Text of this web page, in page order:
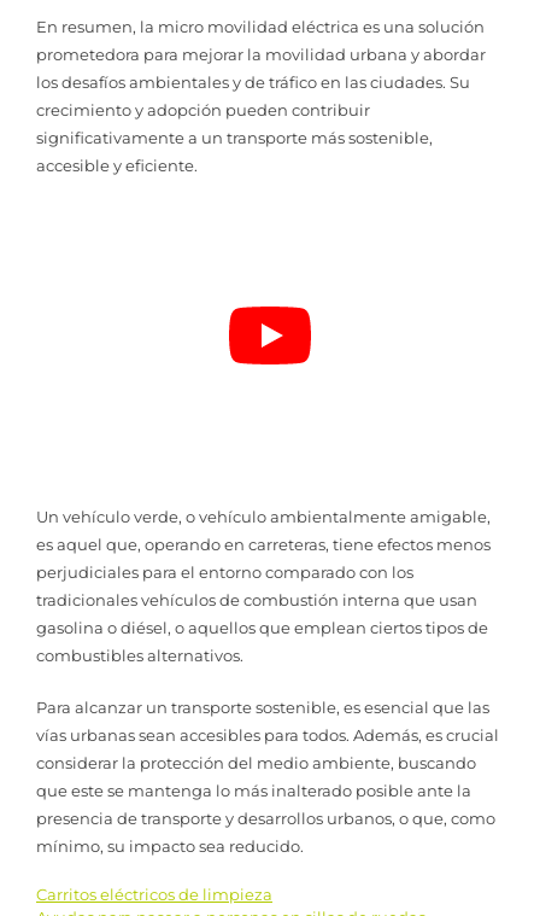
En resumen, la micro movilidad eléctrica es una solución
prometedora para mejorar la movilidad urbana y abordar
los desafíos ambientales y de tráfico en las ciudades. Su
crecimiento y adopción pueden contribuir
significativamente a un transporte más sostenible,
accesible y eficiente.
Un vehículo verde, o vehículo ambientalmente amigable,
es aquel que, operando en carreteras, tiene efectos menos
perjudiciales para el entorno comparado con los
tradicionales vehículos de combustión interna que usan
gasolina o diésel, o aquellos que emplean ciertos tipos de
combustibles alternativos.
Para alcanzar un transporte sostenible, es esencial que las
vías urbanas sean accesibles para todos. Además, es crucial
considerar la protección del medio ambiente, buscando
que este se mantenga lo más inalterado posible ante la
presencia de transporte y desarrollos urbanos, o que, como
mínimo, su impacto sea reducido.
Carritos eléctricos de limpieza